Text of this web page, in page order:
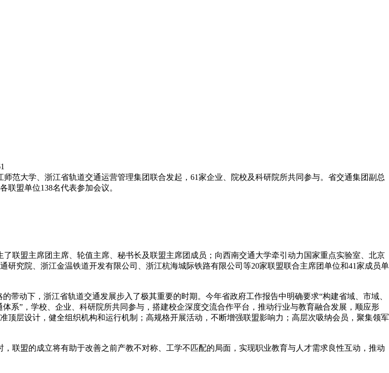
范大学、浙江省轨道交通运营管理集团联合发起，61家企业、院校及科研院所共同参与。省交通集团副总
联盟单位138名代表参加会议。
盟主席团主席、轮值主席、秘书长及联盟主席团成员；向西南交通大学牵引动力国家重点实验室、北京
究院、浙江金温铁道开发有限公司、浙江杭海城际铁路有限公司等20家联盟联合主席团单位和41家成员单
动下，浙江省轨道交通发展步入了极其重要的时期。今年省政府工作报告中明确要求“构建省域、市域、
系”，学校、企业、科研院所共同参与，搭建校企深度交流合作平台，推动行业与教育融合发展，顺应形
层设计，健全组织机构和运行机制；高规格开展活动，不断增强联盟影响力；高层次吸纳会员，聚集领军
盟的成立将有助于改善之前产教不对称、工学不匹配的局面，实现职业教育与人才需求良性互动，推动